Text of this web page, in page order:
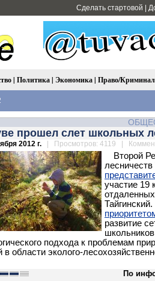
Сделать стартовой
| Политика| Экономика| Право/Криминал
прошел слет школьных
2012 г. | Просмотров: 4119 |
Второй
участие 19
развитие
подхода к проблемам
в области эколого-
По